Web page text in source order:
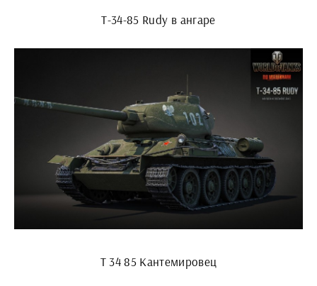
Т-34-85 Rudy в ангаре
Т 34 85 Кантемировец